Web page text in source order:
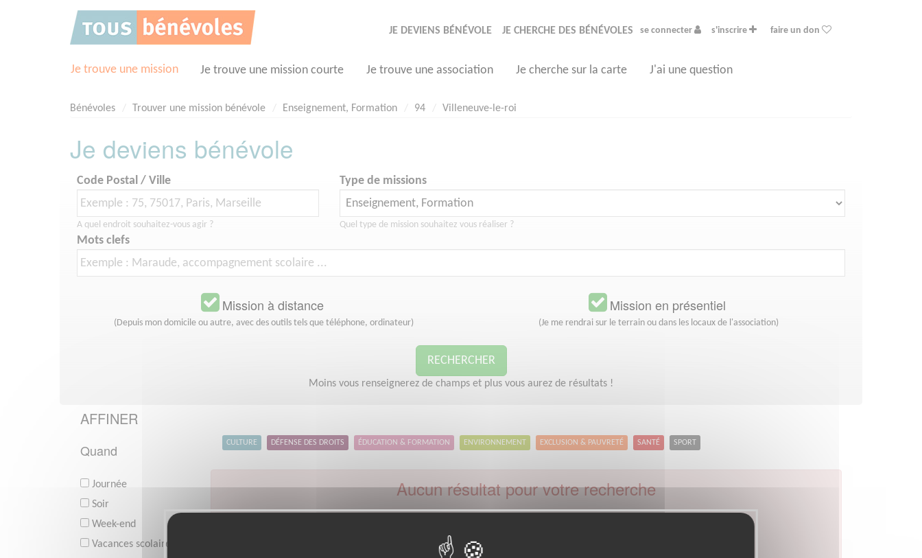
JE DEVIENS BÉNÉVOLE JE CHERCHE DES BÉNÉVOLES se connecter s'inscrire faire un don
Je trouve une mission Je trouve une mission courte Je trouve une association Je cherche sur la carte J'ai une question
Bénévoles Trouver une mission bénévole Enseignement, Formation 94 Villeneuve-le-roi
Je deviens bénévole
Code Postal / Ville
A quel endroit souhaitez-vous agir ?
Type de missions
Quel type de mission souhaitez vous réaliser ?
Mots clefs
Mission à distance
(Depuis mon domicile ou autre, avec des outils tels que téléphone, ordinateur)
Mission en présentiel
(Je me rendrai sur le terrain ou dans les locaux de l'association)
RECHERCHER
Moins vous renseignerez de champs et plus vous aurez de résultats !
AFFINER
Quand
Journée
Soir
Week-end
Vacances scolaires
CULTURE DÉFENSE DES DROITS ÉDUCATION & FORMATION ENVIRONNEMENT EXCLUSION & PAUVRETÉ SANTÉ SPORT
Aucun résultat pour votre recherche
Veuillez indiquer moins de critères et/ou remplacer votre code postal par celui de votre département.
Effectuer une nouvelle recherche